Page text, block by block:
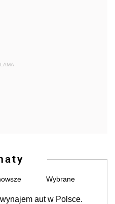
Wybrane
aut w Polsce.